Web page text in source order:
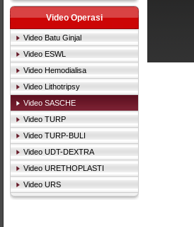
Video Operasi
Video Batu Ginjal
Video ESWL
Video Hemodialisa
Video Lithotripsy
Video SASCHE
Video TURP
Video TURP-BULI
Video UDT-DEXTRA
Video URETHOPLASTI
Video URS